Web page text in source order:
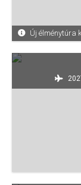
Új élménytúra